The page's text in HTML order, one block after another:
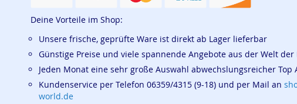
Deine Vorteile im Shop:
Unsere frische, geprüfte Ware ist direkt ab Lager lieferbar
Günstige Preise und viele spannende Angebote aus der Welt der
Jeden Monat eine sehr große Auswahl abwechslungsreicher Top
Kundenservice per Telefon 06359/4315 (9-18) und per Mail an
world.de